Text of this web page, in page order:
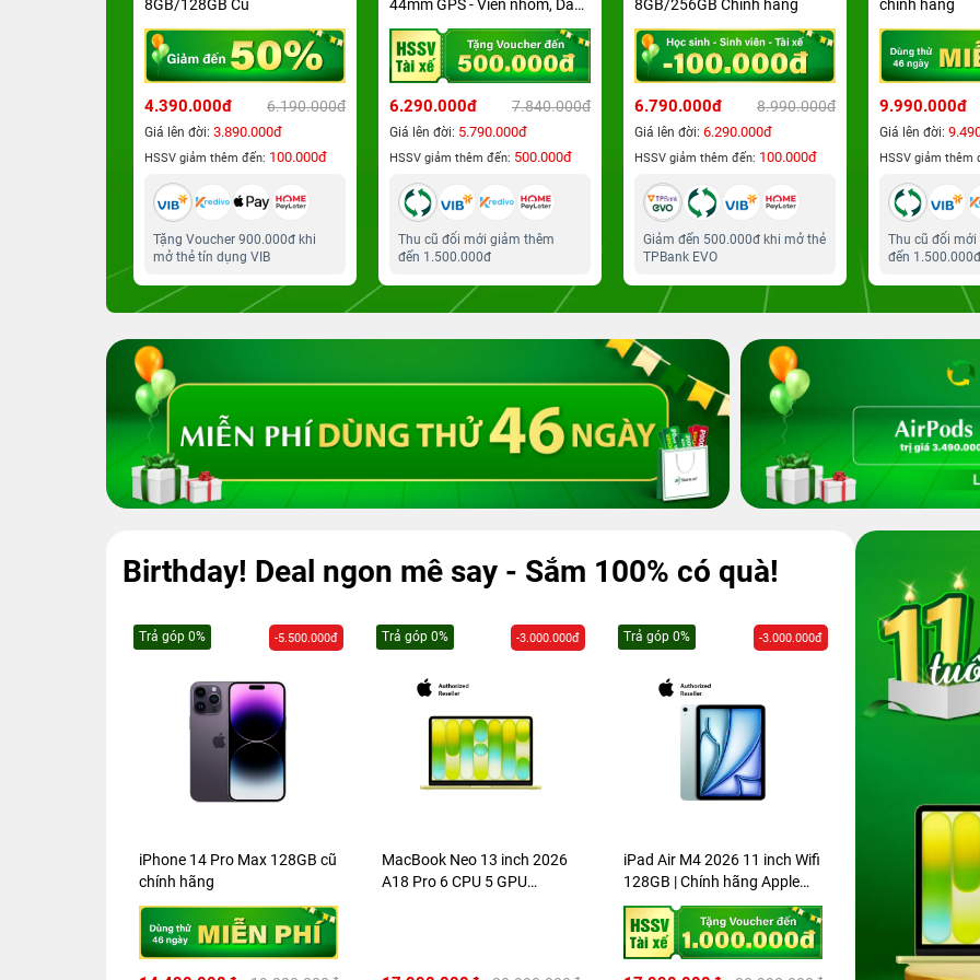
8GB/128GB Cũ
4.390.000đ 6.190.000đ
Giá lên đời: 3.890.000đ
HSSV giảm thêm đến: 100.000đ
Tặng Voucher 900.000đ khi
mở thẻ tín dụng VIB
44mm GPS - Viền nhôm, Dây
Đeo Thể Thao Size S/M |
Chính hãng Việt Nam
6.290.000đ 7.840.000đ
Giá lên đời: 5.790.000đ
HSSV giảm thêm đến: 500.000đ
Thu cũ đổi mới giảm thêm
đến 1.500.000đ
8GB/256GB Chính hãng
6.790.000đ 8.990.000đ
Giá lên đời: 6.290.000đ
HSSV giảm thêm đến: 100.000đ
Giảm đến 500.000đ khi mở thẻ
TPBank EVO
chính hãng
9.990.000đ
Giá lên đời:
HSSV giảm thêm
Thu cũ đổi
đến 1.500.000đ
Birthday! Deal ngon mê say - Sắm 100% có quà!
-5.500.000đ
14 Pro Max 128GB cũ
Trả góp 0% -3.000.000đ
MacBook Neo 13 inch 2026
A18 Pro 6 CPU 5 GPU
8GB/256GB | Chính hãng
Apple Việt Nam
Trả góp 0% -3.000.000đ
iPad Air M4 2026 11 inch Wifi
128GB | Chính hãng Apple
Trả góp 0% -4.009.000đ
iPhone 16 Pro Max 256GB
Cũ chính hãng
Trả góp
iPhone
Chính